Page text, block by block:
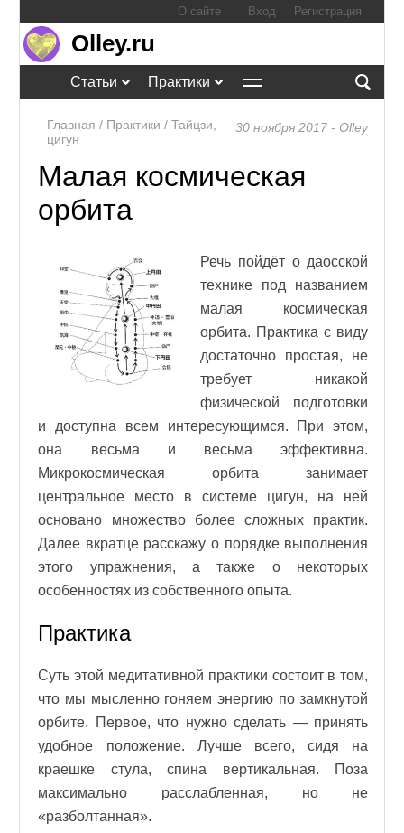
Вход Регистрация
О сайте
Olley.ru
Статьи Практики
30 ноября 2017 - Olley
Главная / Практики /Тайцзи,
цигун
Малая космическая
орбита
Речь пойдёт о даосской
технике под названием
малая космическая
орбита. Практика с виду
достаточно простая, не
требует никакой
физической подготовки
и доступна всем интересующимся. При этом,
она весьма и весьма эффективна.
Микрокосмическая орбита занимает
центральное место в системе цигун, на ней
основано множество более сложных практик.
Далее вкратце расскажу о порядке выполнения
этого упражнения, а также о некоторых
особенностях из собственного опыта.
Практика
Суть этой медитативной практики состоит в том,
что мы мысленно гоняем энергию по замкнутой
орбите. Первое, что нужно сделать — принять
удобное положение. Лучше всего, сидя на
краешке стула, спина вертикальная. Поза
максимально расслабленная, но не
«разболтанная».